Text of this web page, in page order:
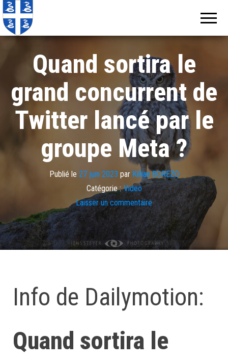
Quand sortira le
grand concurrent de
Twitter lancé par le
groupe Meta ?
Publié le 27 juin 2023 par Killian BOREZO
Catégorie : Video
Laisser un commentaire
Info de Dailymotion:
Quand sortira le